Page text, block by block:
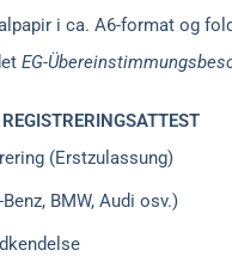
i ca. A6-format og
EG-
(Erstzulassung)
BMW, Audi osv.)